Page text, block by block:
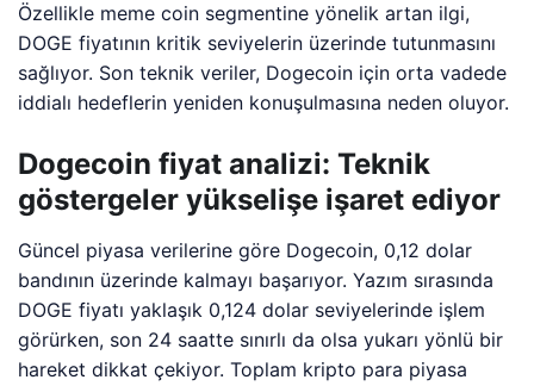
Özellikle meme coin segmentine yönelik artan ilgi,
DOGE fiyatının kritik seviyelerin üzerinde tutunmasını
sağlıyor. Son teknik veriler, Dogecoin için orta vadede
iddialı hedeflerin yeniden konuşulmasına neden oluyor.
Dogecoin fiyat analizi: Teknik
göstergeler yükselişe işaret ediyor
Güncel piyasa verilerine göre Dogecoin, 0,12 dolar
bandının üzerinde kalmayı başarıyor. Yazım sırasında
DOGE fiyatı yaklaşık 0,124 dolar seviyelerinde işlem
görürken, son 24 saatte sınırlı da olsa yukarı yönlü bir
hareket dikkat çekiyor. Toplam kripto para piyasa